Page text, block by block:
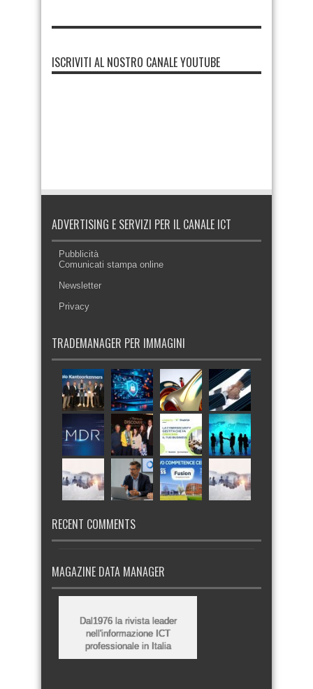
ISCRIVITI AL NOSTRO CANALE YOUTUBE
ADVERTISING E SERVIZI PER IL CANALE ICT
Pubblicità
Comunicati stampa online
Newsletter
Privacy
TRADEMANAGER PER IMMAGINI
RECENT COMMENTS
MAGAZINE DATA MANAGER
Dal1976 la rivista leader
nell'informazione ICT
professionale in Italia